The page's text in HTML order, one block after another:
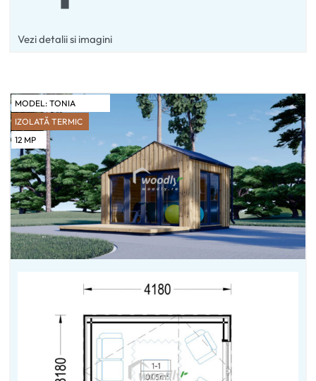
Vezi detalii si imagini
IZOLATĂ TERMIC
MODEL: TONIA
12 MP